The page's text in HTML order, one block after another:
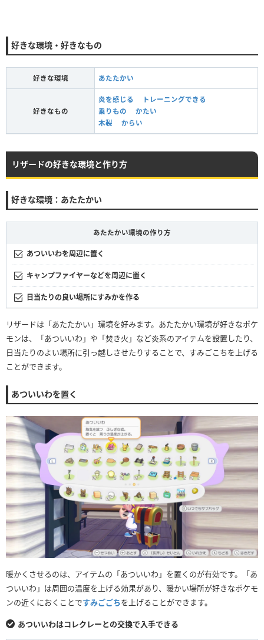
好きな環境・好きなもの
好きな環境 あたたかい
好きなもの
炎を感じる
トレーニングできる
乗りもの
かたい
木製
からい
リザードの好きな環境と作り方
好きな環境：あたたかい
あたたかい環境の作り方
あついいわを周辺に置く
キャンプファイヤーなどを周辺に置く
日当たりの良い場所にすみかを作る
リザードは「あたたかい」環境を好みます。あたたかい環境が好きなポケ
モンは、「あついいわ」や「焚き火」など炎系のアイテムを設置したり、
日当たりのよい場所に引っ越しさせたりすることで、すみごこちを上げる
ことができます。
あついいわを置く
暖かくさせるのは、アイテムの「あついいわ」を置くのが有効です。「あ
ついいわ」は周囲の温度を上げる効果があり、暖かい場所が好きなポケモ
ンの近くにおくことですみごごちを上げることができます。
あついいわはコレクレーとの交換で入手できる